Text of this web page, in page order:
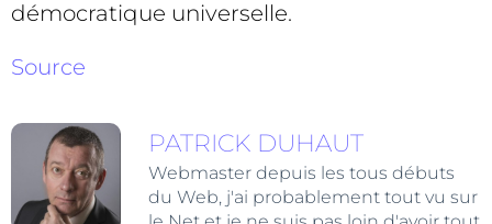
démocratique universelle.
Source
PATRICK DUHAUT
Webmaster depuis les tous débuts
du Web, j'ai probablement tout vu sur